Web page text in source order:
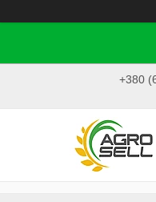
+380